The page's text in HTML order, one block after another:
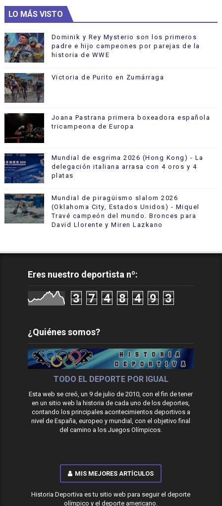
LO MÁS VISTO
Dominik y Rey Mysterio son los primeros
padre e hijo campeones por parejas de la
historia de WWE
Victoria de Purito en Zumárraga
Joana Pastrana primera boxeadora española
tricampeona de Europa
Mundial de esgrima 2026 (Hong Kong) - La
delegación italiana arrasa con 4 oros y 4
platas
Mundial de piragüismo slalom 2026
(Oklahoma City, Estados Unidos) - Miquel
Travé campeón del mundo. Bronces para
David Llorente y Miren Lazkano
Eres nuestro deportista nº:
3 7 4 8 4 9 3
¿Quiénes somos?
TODO EL DEPORTE POR IGUAL
Esta web se creó, un 9 de julio de 2010, con el fin de tener
en un sitio web la historia de cada uno de los deportes,
contando los principales acontecimientos deportivos a
nivel de España, europeo y mundial, con el objetivo final
del camino a los Juegos Olímpicos.
MIS MEJORES ARTÍCULOS
Historia Deportiva es tu sitio web para seguir el deporte
olímpico y el deporte americano.